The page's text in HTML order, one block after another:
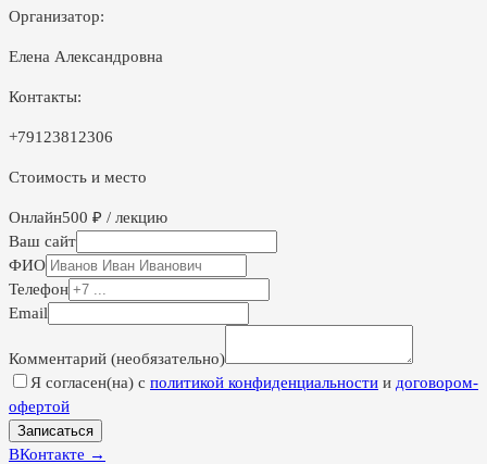
Организатор:
Елена Александровна
Контакты:
+79123812306
Стоимость и место
Онлайн500 ₽ / лекцию
Ваш сайт
ФИО
Телефон
Email
Комментарий (необязательно)
Я согласен(на) с политикой конфиденциальности и договором-
офертой
Записаться
ВКонтакте →